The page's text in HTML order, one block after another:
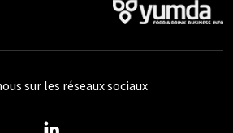
sur les réseaux sociaux